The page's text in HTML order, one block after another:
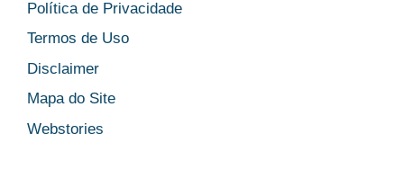
Política de Privacidade
Termos de Uso
Disclaimer
Mapa do Site
Webstories